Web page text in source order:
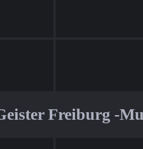
Freiburg -